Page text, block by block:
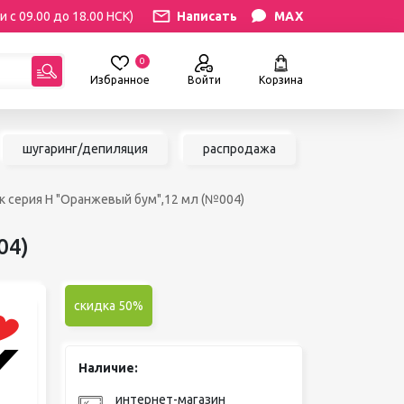
с 09.00 до 18.00 НСК) Написать MAX
Избранное
0
Войти Корзина
для
АКСЕССУАРЫ
Вазы и цветы
Декор для дома
шугаринг/депиляция распродажа
серия H "Оранжевый бум",12 мл (№004)
скидка 50%
Наличие:
интернет-магазин